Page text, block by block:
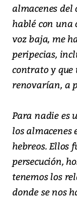
almacenes del
hablé con una
voz baja, me
peripecias,
contrato y que
renovarían, a
Para nadie es
los almacenes
hebreos. Ellos
persecución,
tenemos los
donde se nos